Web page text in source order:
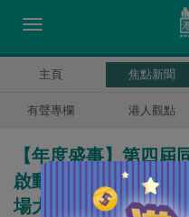
主頁 焦點新聞
有聲專欄 港人觀點
【年度盛事】第四屆
啟動 市民踴躍感受
場大讚目不暇給